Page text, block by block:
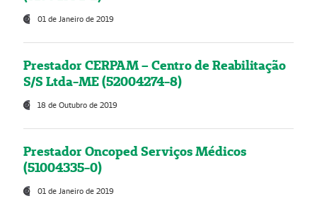
01 de Janeiro de 2019
Prestador CERPAM – Centro de Reabilitação
S/S Ltda-ME (52004274-8)
18 de Outubro de 2019
Prestador Oncoped Serviços Médicos
(51004335-0)
01 de Janeiro de 2019